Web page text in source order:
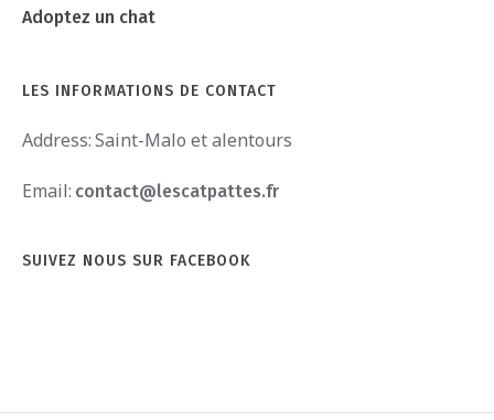
Adoptez un chat
LES INFORMATIONS DE CONTACT
Address:Saint-Malo et alentours
Email: contact@lescatpattes.fr
SUIVEZ NOUS SUR FACEBOOK